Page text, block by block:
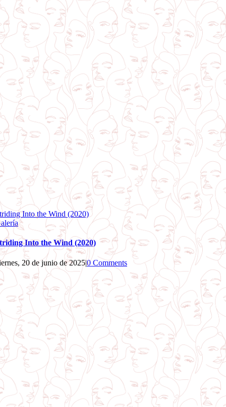
Into the Wind (2020)
Into the Wind (2020)
20 de junio de 2025|0 Comments